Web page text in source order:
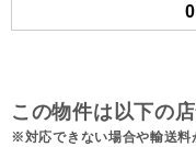
この物件は以下の
対応できない場合や輸送